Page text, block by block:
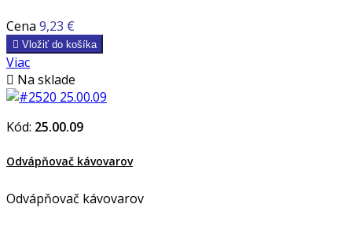
Cena 9,23 €
 Vložiť do košíka
Viac
 Na sklade
Kód: 25.00.09
Odvápňovač kávovarov
Odvápňovač kávovarov